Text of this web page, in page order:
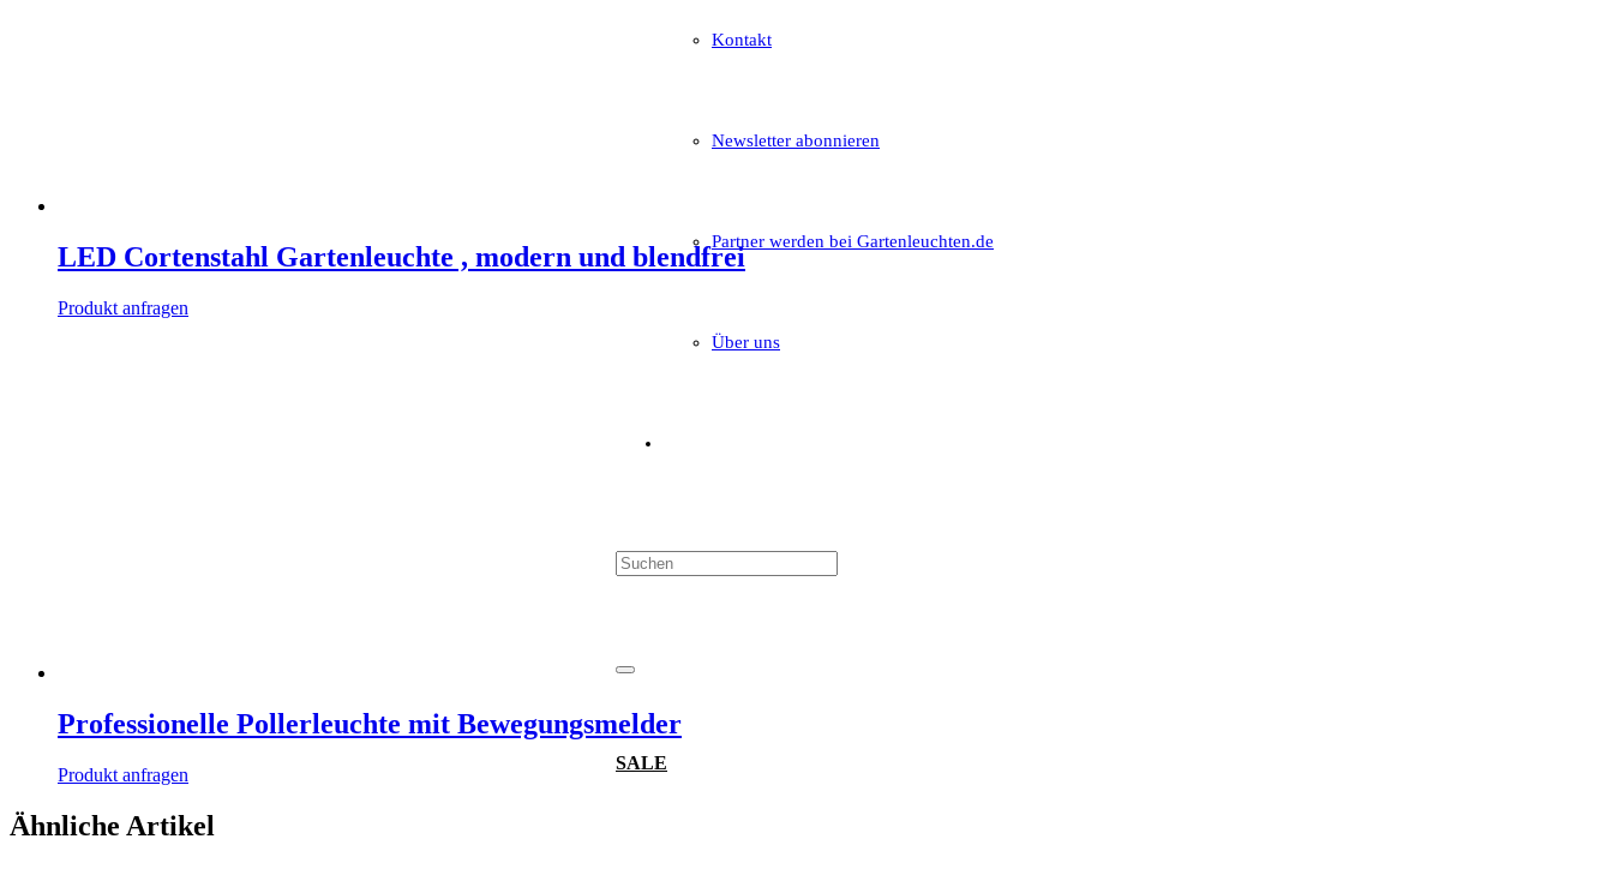
Kontakt
Newsletter abonnieren
Partner werden bei Gartenleuchten.de
Über uns
SALE
LED Cortenstahl Gartenleuchte , modern und blendfrei
Produkt anfragen
Professionelle Pollerleuchte mit Bewegungsmelder
Produkt anfragen
Ähnliche Artikel